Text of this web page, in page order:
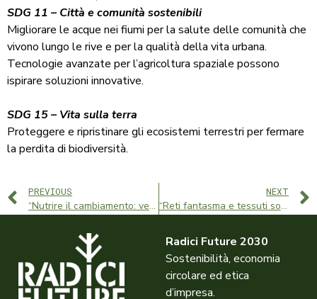
SDG 11 – Città e comunità sostenibili
Migliorare le acque nei fiumi per la salute delle comunità che
vivono lungo le rive e per la qualità della vita urbana.
Tecnologie avanzate per l’agricoltura spaziale possono
ispirare soluzioni innovative.
SDG 15 – Vita sulla terra
Proteggere e ripristinare gli ecosistemi terrestri per fermare
la perdita di biodiversità.
PREVIOUS
“Nutrire il cambiamento: verso un sistema alimentare ed energetico sostenibile” è disponibile su YouTube
NEXT
“Reti fantasma e tessuti sostenibili: storie di sostenibilità” è disponibile su YouTube
Radici Future 2030
Sostenibilità, economia
circolare ed etica
d’impresa.